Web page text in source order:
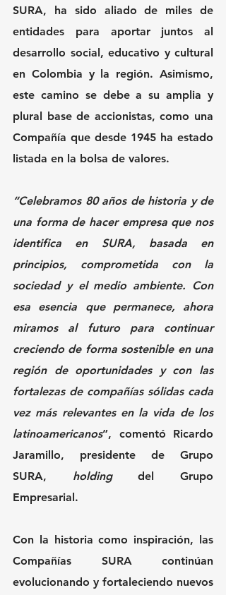
SURA, ha sido aliado de miles de
entidades para aportar juntos al
desarrollo social, educativo y cultural
en Colombia y la región. Asimismo,
este camino se debe a su amplia y
plural base de accionistas, como una
Compañía que desde 1945 ha estado
listada en la bolsa de valores.
“Celebramos 80 años de historia y de
una forma de hacer empresa que nos
identifica en SURA, basada en
principios, comprometida con la
sociedad y el medio ambiente. Con
esa esencia que permanece, ahora
miramos al futuro para continuar
creciendo de forma sostenible en una
región de oportunidades y con las
fortalezas de compañías sólidas cada
vez más relevantes en la vida de los
latinoamericanos”, comentó Ricardo
Jaramillo, presidente de Grupo
SURA, holding del Grupo
Empresarial.
Con la historia como inspiración, las
Compañías SURA continúan
evolucionando y fortaleciendo nuevos